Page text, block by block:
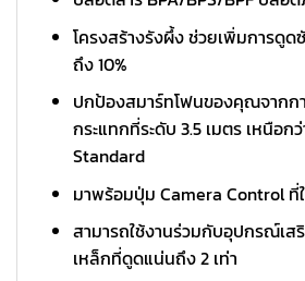
โครงสร้างรังผึ้ง ช่วยเพิ่มการดูด
ถึง 10%
ปกป้องสมาร์ทโฟนของคุณจากก
กระแทกที่ระดับ 3.5 เมตร เหนือก
Standard
มาพร้อมปุ่ม Camera Control ที่
สามารถใช้งานร่วมกับอุปกรณ์เส
เหล็กที่ดูดแน่นถึง 2 เท่า